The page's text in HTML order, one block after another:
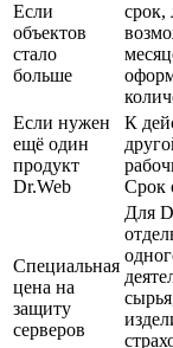
Если
объектов
стало
больше
срок,
Если нужен
ещё один
продукт
Dr.Web
К
Срок
Специальная
цена на
защиту
серверов
Для